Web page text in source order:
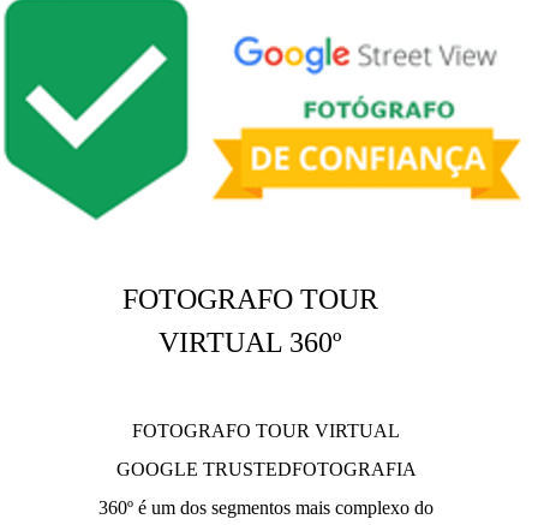
FOTOGRAFO TOUR
VIRTUAL 360º
FOTOGRAFO TOUR VIRTUAL
GOOGLE TRUSTEDFOTOGRAFIA
360º é um dos segmentos mais complexo do